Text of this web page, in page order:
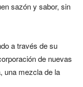
sazón y sabor, sin
a través de su
de nuevas
una mezcla de la